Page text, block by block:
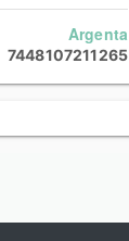
Argenta
7448107211265